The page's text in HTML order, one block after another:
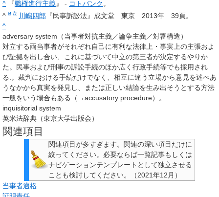
^ 『職権進行主義』 - コトバンク。
^ a b 川嶋四郎 『民事訴訟法』成文堂 東京 2013年 39頁。
^
adversary system（当事者対抗主義／論争主義／対審構造）
対立する両当事者がそれぞれ自己に有利な法律上・事実上の主張およ
び証拠を出し合い、これに基づいて中立の第三者が決定するやりか
た。民事および刑事の訴訟手続のほか広く行政手続等でも採用され
る.。裁判における手続だけでなく、相互に違う立場から意見を述べあ
うなかから真実を発見し、または正しい結論を生み出そうとする方法
一般をいう場合もある（→accusatory procedure）。
inquisitorial system
英米法辞典（東京大学出版会）
関連項目
関連項目が多すぎます。 関連の深い項目だけに
絞ってください。必要ならば一覧記事もしくは
ナビゲーションテンプレートとして独立させる
ことも検討してください。
（2021年12月 ）
当事者適格